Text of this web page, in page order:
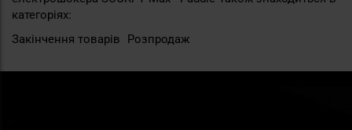
категоріях:
Закінчення товарів
Розпродаж